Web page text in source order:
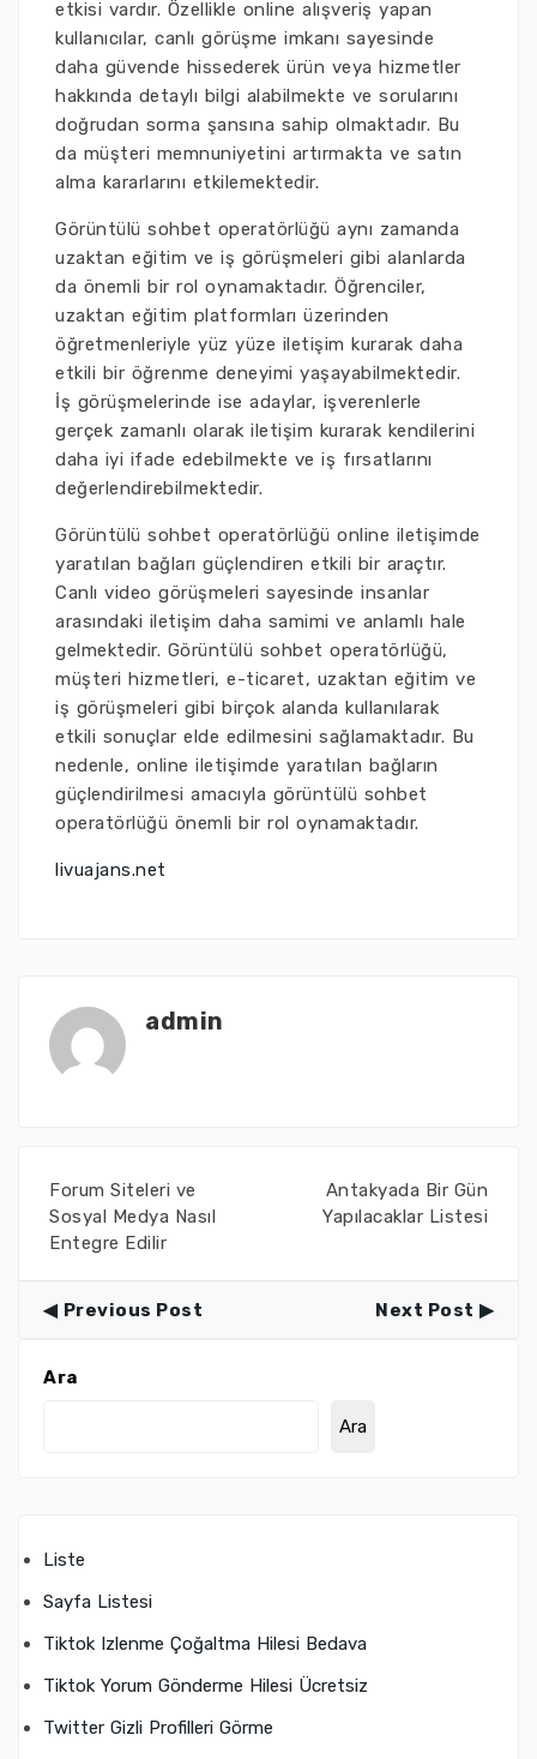
etkisi vardır. Özellikle online alışveriş yapan
kullanıcılar, canlı görüşme imkanı sayesinde
daha güvende hissederek ürün veya hizmetler
hakkında detaylı bilgi alabilmekte ve sorularını
doğrudan sorma şansına sahip olmaktadır. Bu
da müşteri memnuniyetini artırmakta ve satın
alma kararlarını etkilemektedir.
Görüntülü sohbet operatörlüğü aynı zamanda
uzaktan eğitim ve iş görüşmeleri gibi alanlarda
da önemli bir rol oynamaktadır. Öğrenciler,
uzaktan eğitim platformları üzerinden
öğretmenleriyle yüz yüze iletişim kurarak daha
etkili bir öğrenme deneyimi yaşayabilmektedir.
İş görüşmelerinde ise adaylar, işverenlerle
gerçek zamanlı olarak iletişim kurarak kendilerini
daha iyi ifade edebilmekte ve iş fırsatlarını
değerlendirebilmektedir.
Görüntülü sohbet operatörlüğü online iletişimde
yaratılan bağları güçlendiren etkili bir araçtır.
Canlı video görüşmeleri sayesinde insanlar
arasındaki iletişim daha samimi ve anlamlı hale
gelmektedir. Görüntülü sohbet operatörlüğü,
müşteri hizmetleri, e-ticaret, uzaktan eğitim ve
iş görüşmeleri gibi birçok alanda kullanılarak
etkili sonuçlar elde edilmesini sağlamaktadır. Bu
nedenle, online iletişimde yaratılan bağların
güçlendirilmesi amacıyla görüntülü sohbet
operatörlüğü önemli bir rol oynamaktadır.
livuajans.net
admin
Forum Siteleri ve
Sosyal Medya Nasıl
Entegre Edilir
Antakyada Bir Gün
Yapılacaklar Listesi
Previous Post Next Post
Ara
Ara
Liste
Sayfa Listesi
Tiktok Izlenme Çoğaltma Hilesi Bedava
Tiktok Yorum Gönderme Hilesi Ücretsiz
Twitter Gizli Profilleri Görme